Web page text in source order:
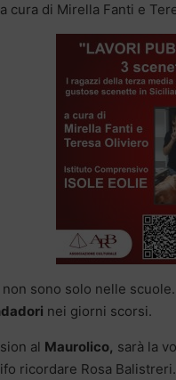
cura di Mirella Fanti e
sono solo nelle
nei giorni scorsi.
al Maurolico, sarà la
ricordare Rosa